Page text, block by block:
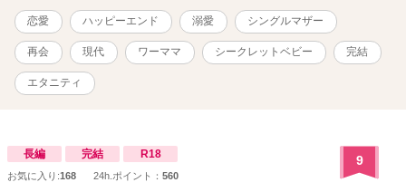
恋愛 ハッピーエンド 溺愛 シングルマザー
再会 現代 ワーママ シークレットベビー 完結
エタニティ
長編 完結 R18
お気に入り:168 24h.ポイント： 560
9